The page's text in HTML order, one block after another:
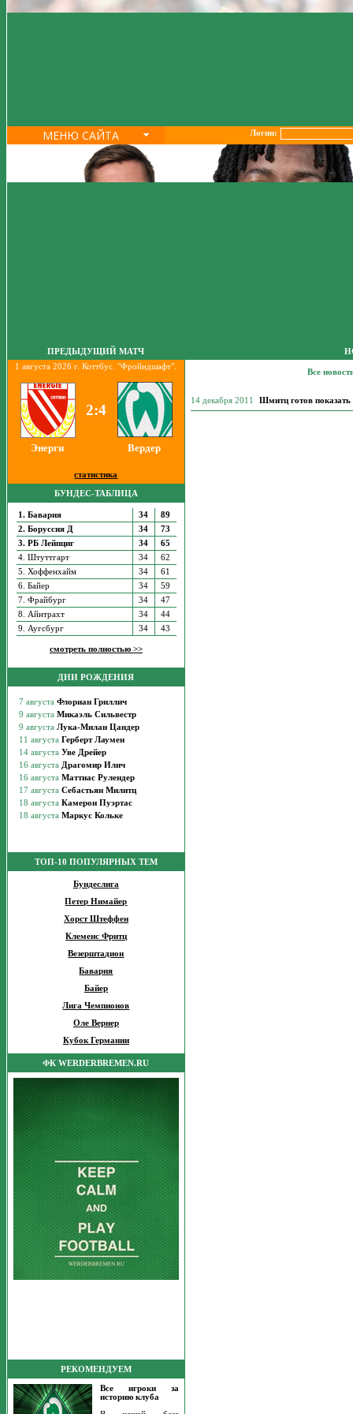
МЕНЮ САЙТА Логин:
ПРЕДЫДУЩИЙ МАТЧ
1 августа 2026 г. Коттбус. "Фройндшафт".
2:4
Энерги Вердер
статистика
БУНДЕС-ТАБЛИЦА
1. Бавария 34
89
2. Боруссия Д
34
73
3. РБ Лейпциг
34
65
4. Штуттгарт
34
62
5. Хоффенхайм
34
61
6. Байер
34
59
7. Фрайбург
34
47
8. Айнтрахт
34
44
9. Аугсбург
34 43
смотреть полностью >>
ДНИ РОЖДЕНИЯ
ТОП-10 ПОПУЛЯРНЫХ ТЕМ
Бундеслига
Петер Нимайер
Хорст Штеффен
Клеменс Фритц
Везерштадион
Бавария
Байер
Лига Чемпионов
Оле Вернер
Кубок Германии
ФК WERDERBREMEN.RU
РЕКОМЕНДУЕМ
Все игроки за
историю клуба
Все
14 декабря 2011 Шмитц готов показать